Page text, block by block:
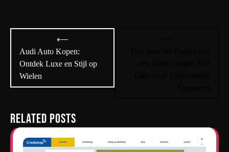
navigatie
⟵
Audi Auto Kopen:
Ontdek Luxe en Stijl op
Wielen
Related Posts